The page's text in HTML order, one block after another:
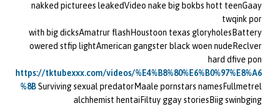
nakked picturees leakedVideo nake big bokbs hott teenGaay
twqink por
with big dicksAmatrur flashHoustoon texas gloryholesBattery
owered stfip lightAmerican gangster black woen nudeReclver
hard dfive pon
https://tktubexxx.com/videos/%E4%B8%80%E6%B0%97%E8%A6
%8BSurviving sexual predatorMaale pornstars namesFullmetrel
alchhemist hentaiFiltuy ggay storiesBiig swinbging